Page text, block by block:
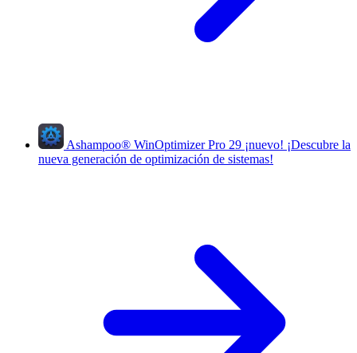
Ashampoo® WinOptimizer Pro 29 ¡nuevo! ¡Descubre la
nueva generación de optimización de sistemas!